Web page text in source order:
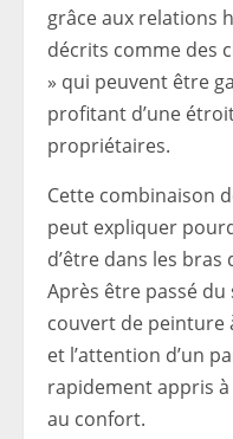
grâce aux relations
décrits comme des
» qui peuvent être
profitant d’une
propriétaires.
Cette combinaison
peut expliquer
d’être dans les bras
Après être passé
couvert de peinture
et l’attention d’un
rapidement appris
au confort.